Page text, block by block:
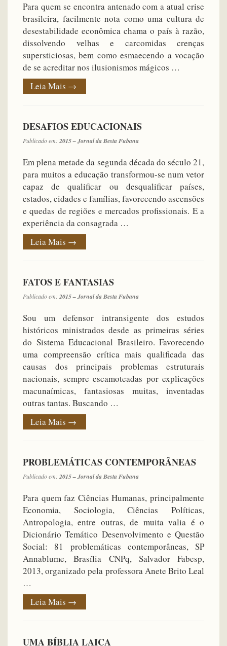
Para quem se encontra antenado com a atual crise
brasileira, facilmente nota como uma cultura de
desestabilidade econômica chama o país à razão,
dissolvendo velhas e carcomidas crenças
supersticiosas, bem como esmaecendo a vocação
de se acreditar nos ilusionismos mágicos …
Leia Mais →
DESAFIOS EDUCACIONAIS
Publicado em: 2015 – Jornal da Besta Fubana
Em plena metade da segunda década do século 21,
para muitos a educação transformou-se num vetor
capaz de qualificar ou desqualificar países,
estados, cidades e famílias, favorecendo ascensões
e quedas de regiões e mercados profissionais. E a
experiência da consagrada …
Leia Mais →
FATOS E FANTASIAS
Publicado em: 2015 – Jornal da Besta Fubana
Sou um defensor intransigente dos estudos
históricos ministrados desde as primeiras séries
do Sistema Educacional Brasileiro. Favorecendo
uma compreensão crítica mais qualificada das
causas dos principais problemas estruturais
nacionais, sempre escamoteadas por explicações
macunaímicas, fantasiosas muitas, inventadas
outras tantas. Buscando …
Leia Mais →
PROBLEMÁTICAS CONTEMPORÂNEAS
Publicado em: 2015 – Jornal da Besta Fubana
Para quem faz Ciências Humanas, principalmente
Economia, Sociologia, Ciências Políticas,
Antropologia, entre outras, de muita valia é o
Dicionário Temático Desenvolvimento e Questão
Social: 81 problemáticas contemporâneas, SP
Annablume, Brasília CNPq, Salvador Fabesp,
2013, organizado pela professora Anete Brito Leal
…
Leia Mais →
UMA BÍBLIA LAICA